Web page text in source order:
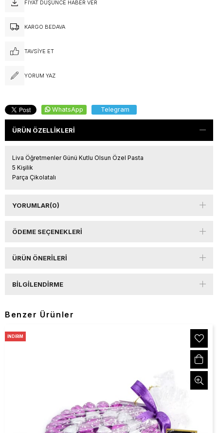
FIYAT DÜŞÜNCE HABER VER
KARGO BEDAVA
TAVSIYE ET
YORUM YAZ
WhatsApp Telegram
ÜRÜN ÖZELLIKLERI
Liva Öğretmenler Günü Kutlu Olsun Özel Pasta
5 Kişilik
Parça Çikolatalı
YORUMLAR(0)
ÖDEME SEÇENEKLERI
ÜRÜN ÖNERILERI
BILGILENDIRME
Benzer Ürünler
İNDIRIM